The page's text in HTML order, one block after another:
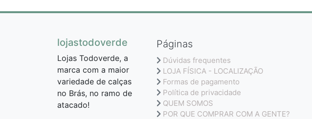
Páginas
Dúvidas frequentes
LOJA FÍSICA - LOCALIZAÇÃO
Formas de pagamento
Política de privacidade
QUEM SOMOS
POR QUE COMPRAR COM A GENTE?
lojastodoverde
Lojas Todoverde, a
marca com a maior
variedade de calças
no Brás, no ramo de
atacado!